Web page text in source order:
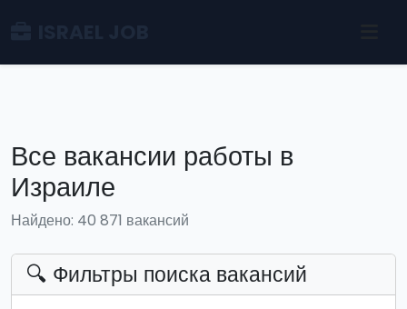
Все вакансии работы в
Израиле
Найдено: 40 871 вакансий
🔍 Фильтры поиска вакансий